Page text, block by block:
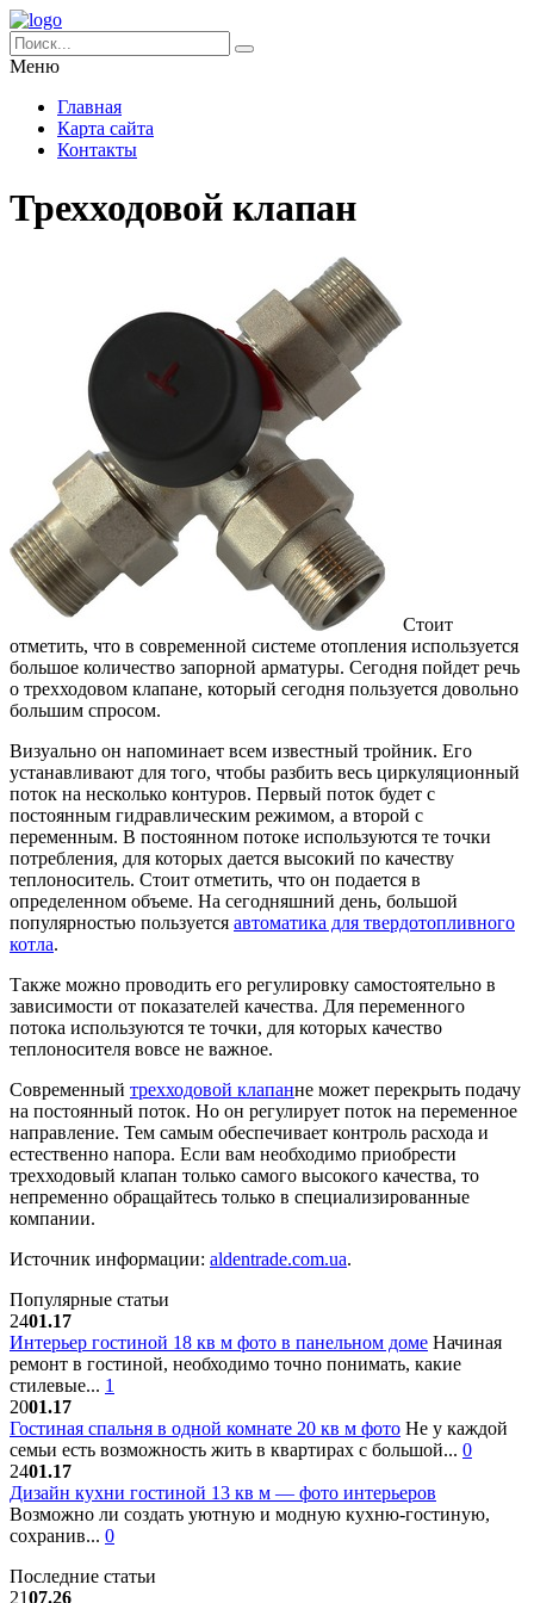
Меню
Главная
Карта сайта
Контакты
Трехходовой клапан
Стоит
отметить, что в современной системе отопления используется
большое количество запорной арматуры. Сегодня пойдет речь
о трехходовом клапане, который сегодня пользуется довольно
большим спросом.
Визуально он напоминает всем известный тройник. Его
устанавливают для того, чтобы разбить весь циркуляционный
поток на несколько контуров. Первый поток будет с
постоянным гидравлическим режимом, а второй с
переменным. В постоянном потоке используются те точки
потребления, для которых дается высокий по качеству
теплоноситель. Стоит отметить, что он подается в
определенном объеме. На сегодняшний день, большой
популярностью пользуется автоматика для твердотопливного
котла.
Также можно проводить его регулировку самостоятельно в
зависимости от показателей качества. Для переменного
потока используются те точки, для которых качество
теплоносителя вовсе не важное.
Современный трехходовой клапанне может перекрыть подачу
на постоянный поток. Но он регулирует поток на переменное
направление. Тем самым обеспечивает контроль расхода и
естественно напора. Если вам необходимо приобрести
трехходовый клапан только самого высокого качества, то
непременно обращайтесь только в специализированные
компании.
Источник информации: aldentrade.com.ua.
Популярные статьи
2401.17
Интерьер гостиной 18 кв м фото в панельном доме Начиная
ремонт в гостиной, необходимо точно понимать, какие
стилевые... 1
2001.17
Гостиная спальня в одной комнате 20 кв м фото Не у каждой
семьи есть возможность жить в квартирах с большой... 0
2401.17
Дизайн кухни гостиной 13 кв м — фото интерьеров
Возможно ли создать уютную и модную кухню-гостиную,
сохранив... 0
Последние статьи
2107.26